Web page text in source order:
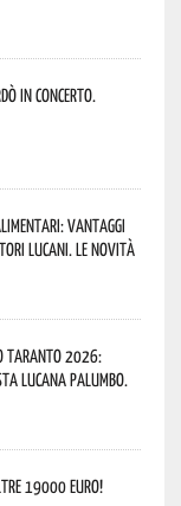
in concerto.
vantaggi
lucani. Le novità
Taranto 2026:
lucana Palumbo.
19000 Euro!